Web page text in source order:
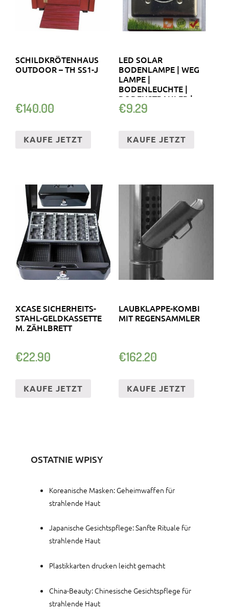
SCHILDKRÖTENHAUS
OUTDOOR – TH SS1-J
€140.00
KAUFE JETZT
LED SOLAR
BODENLAMPE | WEG
LAMPE |
BODENLEUCHTE |
BODENSTRAHLER |
SOLARLAMPE
€9.29
KAUFE JETZT
XCASE SICHERHEITS-
STAHL-GELDKASSETTE
M. ZÄHLBRETT
€22.90
KAUFE JETZT
LAUBKLAPPE-KOMBI
MIT REGENSAMMLER
€162.20
KAUFE JETZT
OSTATNIE WPISY
Koreanische Masken: Geheimwaffen für
strahlende Haut
Japanische Gesichtspflege: Sanfte Rituale für
strahlende Haut
Plastikkarten drucken leicht gemacht
China-Beauty: Chinesische Gesichtspflege für
strahlende Haut